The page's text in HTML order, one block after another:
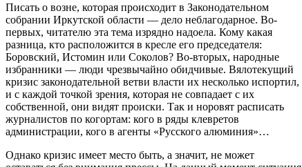
Писать о возне, которая происходит в Законодательном
собрании Иркутской области — дело неблагодарное. Во-
первых, читателю эта тема изрядно надоела. Кому какая
разница, кто расположится в кресле его председателя:
Боровский, Истомин или Соколов? Во-вторых, народные
избранники — люди чрезвычайно обидчивые. Вялотекущий
кризис законодательной ветви власти их несколько испортил,
и с каждой точкой зрения, которая не совпадает с их
собственной, они видят происки. Так и норовят расписать
журналистов по когортам: кого в ряды клевретов
администрации, кого в агенты «Русского алюминия»…
Однако кризис имеет место быть, а значит, не может